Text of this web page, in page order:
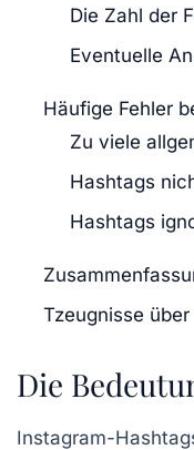
Die Zahl der
Eventuelle
Häufige Fehler
Zu viele
Hashtags
Hashtags
Tzeugnisse
Die
Instagram-